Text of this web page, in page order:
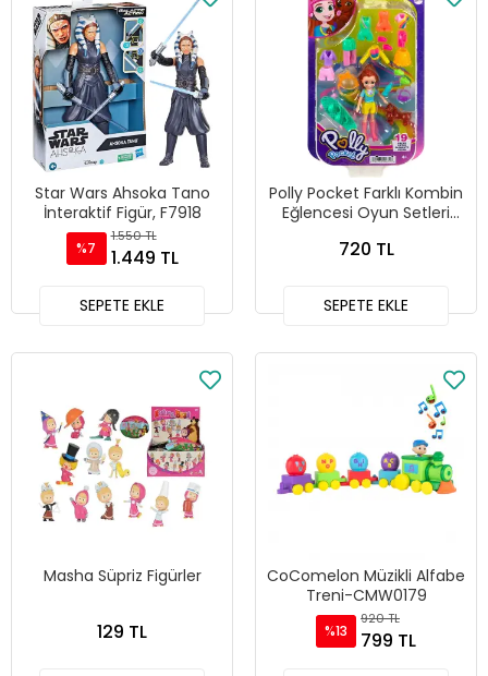
Star Wars Ahsoka Tano
İnteraktif Figür, F7918
%7
1.550 TL
1.449 TL
SEPETE EKLE
Polly Pocket Farklı Kombin
Eğlencesi Oyun Setleri
720 TL
SEPETE EKLE
Masha Süpriz Figürler
129 TL
CoComelon Müzikli Alfabe
Treni-CMW0179
%13
920 TL
799 TL